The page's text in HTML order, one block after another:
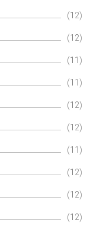
(12)
(12)
(11)
(11)
(12)
(12)
(11)
(12)
(12)
(12)